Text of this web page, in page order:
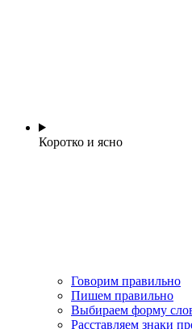
Коротко и ясно
Говорим правильно
Пишем правильно
Выбираем форму
Расставляем знаки